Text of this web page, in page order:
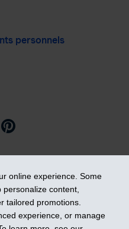
online experience. Some
personalize content,
tailored promotions.
experience, or manage
personnels